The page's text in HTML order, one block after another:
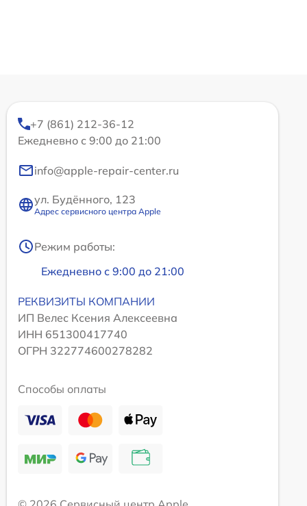
+7 (861) 212-36-12
Ежедневно с 9:00 до 21:00
info@apple-repair-center.ru
ул. Будённого, 123
Адрес сервисного центра Apple
Режим работы:
Ежедневно с 9:00 до 21:00
РЕКВИЗИТЫ КОМПАНИИ
ИП Велес Ксения Алексеевна
ИНН 651300417740
ОГРН 322774600278282
Способы оплаты